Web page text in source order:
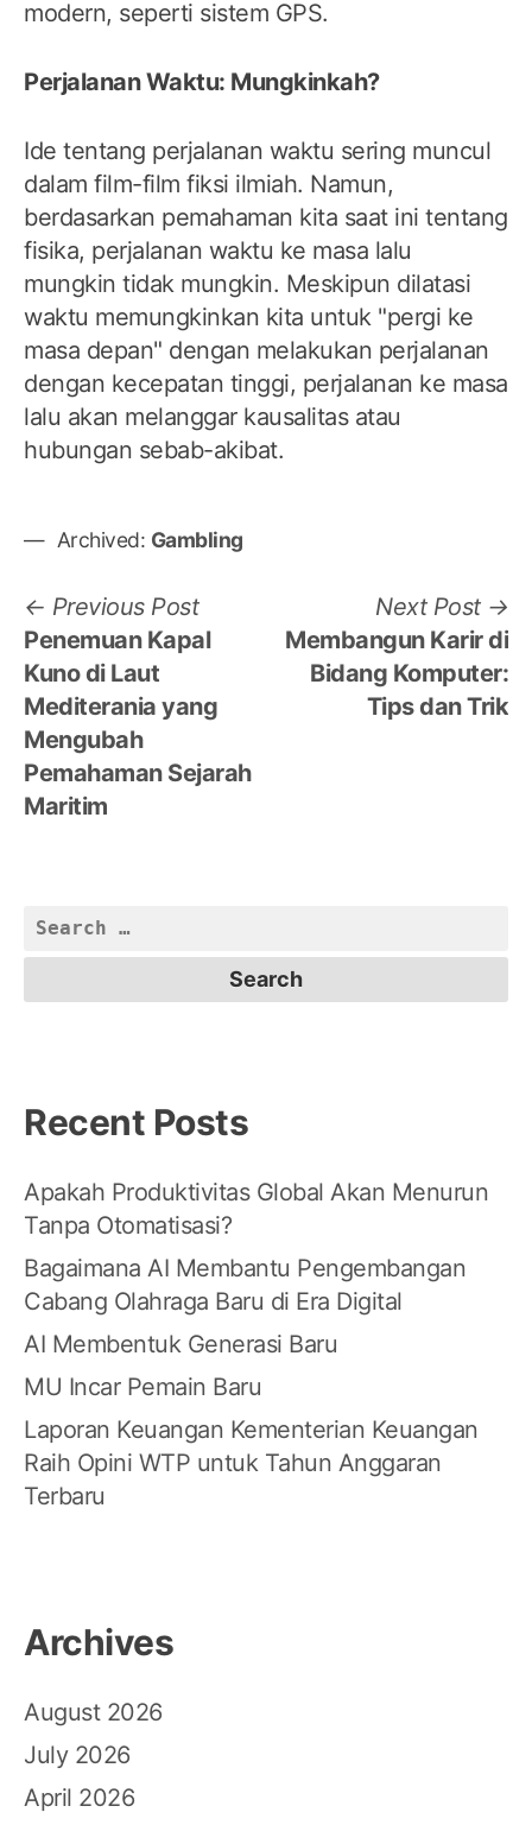
modern, seperti sistem GPS.
Perjalanan Waktu: Mungkinkah?
Ide tentang perjalanan waktu sering muncul
dalam film-film fiksi ilmiah. Namun,
berdasarkan pemahaman kita saat ini tentang
fisika, perjalanan waktu ke masa lalu
mungkin tidak mungkin. Meskipun dilatasi
waktu memungkinkan kita untuk "pergi ke
masa depan" dengan melakukan perjalanan
dengan kecepatan tinggi, perjalanan ke masa
lalu akan melanggar kausalitas atau
hubungan sebab-akibat.
Archived: Gambling
Post
navigation
Previous PostPrevious
post:
Penemuan Kapal
Kuno di Laut
Mediterania yang
Mengubah
Pemahaman Sejarah
Maritim
Next Post
Membangun Karir di
Bidang Komputer:
Tips dan Trik
Search
for:
Recent Posts
Apakah Produktivitas Global Akan Menurun
Tanpa Otomatisasi?
Bagaimana AI Membantu Pengembangan
Cabang Olahraga Baru di Era Digital
AI Membentuk Generasi Baru
MU Incar Pemain Baru
Laporan Keuangan Kementerian Keuangan
Raih Opini WTP untuk Tahun Anggaran
Terbaru
Archives
August 2026
July 2026
April 2026